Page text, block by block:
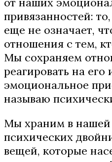
привязанностей:
еще не означает,
отношения с тем,
Мы сохраняем
реагировать на его
эмоциональное
называю
Мы храним в нашей
психических
вещей, которые